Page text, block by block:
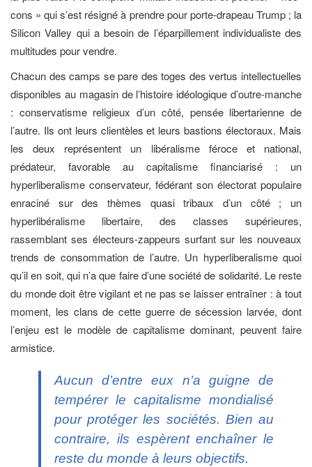
cons » qui s’est résigné à prendre pour porte-drapeau Trump ; la
Silicon Valley qui a besoin de l’éparpillement individualiste des
multitudes pour vendre.
Chacun des camps se pare des toges des vertus intellectuelles
disponibles au magasin de l’histoire idéologique d’outre-manche
: conservatisme religieux d’un côté, pensée libertarienne de
l’autre. Ils ont leurs clientèles et leurs bastions électoraux. Mais
les deux représentent un libéralisme féroce et national,
prédateur, favorable au capitalisme financiarisé : un
hyperliberalisme conservateur, fédérant son électorat populaire
enraciné sur des thèmes quasi tribaux d’un côté ; un
hyperlibéralisme libertaire, des classes supérieures,
rassemblant ses électeurs-zappeurs surfant sur les nouveaux
trends de consommation de l’autre. Un hyperliberalisme quoi
qu’il en soit, qui n’a que faire d’une société de solidarité. Le reste
du monde doit être vigilant et ne pas se laisser entraîner : à tout
moment, les clans de cette guerre de sécession larvée, dont
l’enjeu est le modèle de capitalisme dominant, peuvent faire
armistice.
Aucun d’entre eux n’a guigne de
tempérer le capitalisme mondialisé
pour protéger les sociétés. Bien au
contraire, ils espèrent enchaîner le
reste du monde à leurs objectifs.